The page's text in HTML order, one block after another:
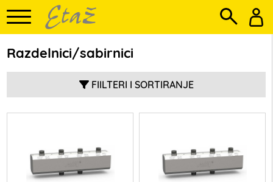
Razdelnici/sabirnici
FIILTERI I SORTIRANJE